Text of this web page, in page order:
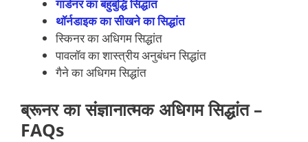
गार्डनर का बहुबुद्धि सिद्धांत
थॉर्नडाइक का सीखने का सिद्धांत
स्किनर का अधिगम सिद्धांत
पावलॉव का शास्त्रीय अनुबंधन सिद्धांत
गैने का अधिगम सिद्धांत
ब्रूनर का संज्ञानात्मक अधिगम सिद्धांत –
FAQs